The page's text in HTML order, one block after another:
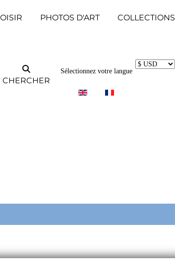
PHOTOS D'ART COLLECTIONS
CHERCHER
Sélectionnez votre langue